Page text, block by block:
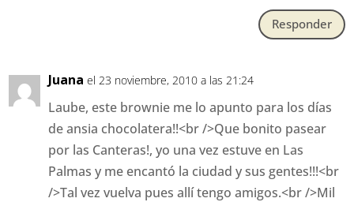
Responder
Juana el 23 noviembre, 2010 a las 21:24
Laube, este brownie me lo apunto para los días
de ansia chocolatera!!<br />Que bonito pasear
por las Canteras!, yo una vez estuve en Las
Palmas y me encantó la ciudad y sus gentes!!!<br
/>Tal vez vuelva pues allí tengo amigos.<br />Mil